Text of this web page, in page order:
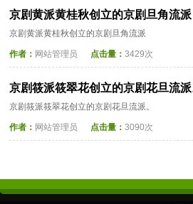
京剧黄派黄桂秋创立的京剧旦角流派
京剧黄派黄桂秋创立的京剧旦角流派
作者： 网站管理员 点击量： 3429次
京剧筱派筱翠花创立的京剧花旦流派
京剧筱派筱翠花创立的京剧花旦流派。
作者： 网站管理员 点击量： 3090次